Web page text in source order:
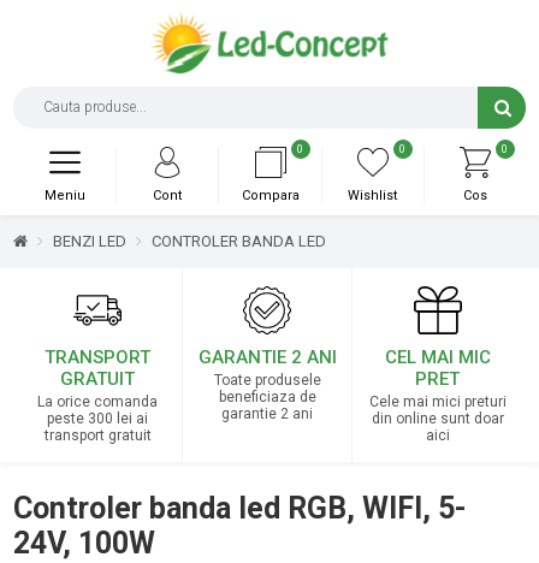
0
Cos
0
Wishlist
0
Compara
Cont
Meniu
BENZI LED CONTROLER BANDA LED
TRANSPORT
GRATUIT
La orice comanda
peste 300 lei ai
transport gratuit
GARANTIE 2 ANI
Toate produsele
beneficiaza de
garantie 2 ani
CEL MAI MIC
PRET
Cele mai mici preturi
din online sunt doar
aici
Controler banda led RGB, WIFI, 5-
24V, 100W